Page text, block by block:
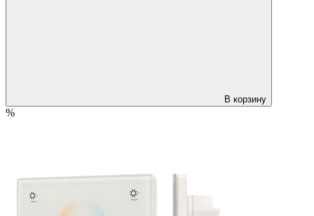
В корзину
%